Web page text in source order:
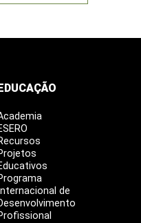
EDUCAÇÃO
de